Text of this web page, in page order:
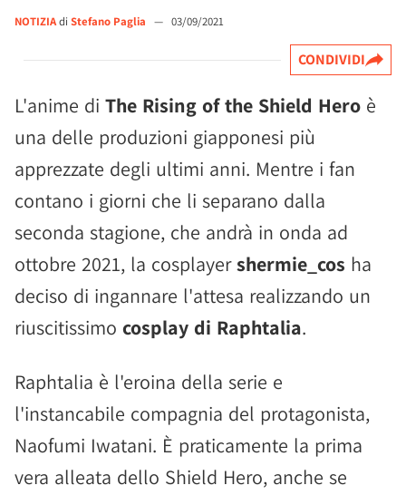
NOTIZIAdi Stefano Paglia — 03/09/2021
CONDIVIDI
L'anime di The Rising of the Shield Hero è
una delle produzioni giapponesi più
apprezzate degli ultimi anni. Mentre i fan
contano i giorni che li separano dalla
seconda stagione, che andrà in onda ad
ottobre 2021, la cosplayershermie_cos ha
deciso di ingannare l'attesa realizzando un
riuscitissimo cosplay di Raphtalia.
Raphtalia è l'eroina della serie e
l'instancabile compagnia del protagonista,
Naofumi Iwatani. È praticamente la prima
vera alleata dello Shield Hero, anche se